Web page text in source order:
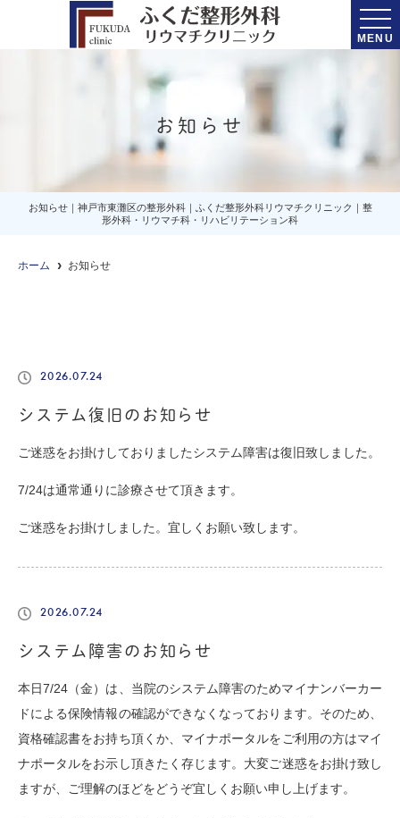
MENU
お知らせ
お知らせ｜神戸市東灘区の整形外科｜ふくだ整形外科リウマチクリニック｜整
形外科・リウマチ科・リハビリテーション科
ホーム お知らせ
2026.07.24
システム復旧のお知らせ
ご迷惑をお掛けしておりましたシステム障害は復旧致しました。
7/24は通常通りに診療させて頂きます。
ご迷惑をお掛けしました。宜しくお願い致します。
2026.07.24
システム障害のお知らせ
本日7/24（金）は、当院のシステム障害のためマイナンバーカー
ドによる保険情報の確認ができなくなっております。そのため、
資格確認書をお持ち頂くか、マイナポータルをご利用の方はマイ
ナポータルをお示し頂きたく存じます。大変ご迷惑をお掛け致し
ますが、ご理解のほどをどうぞ宜しくお願い申し上げます。